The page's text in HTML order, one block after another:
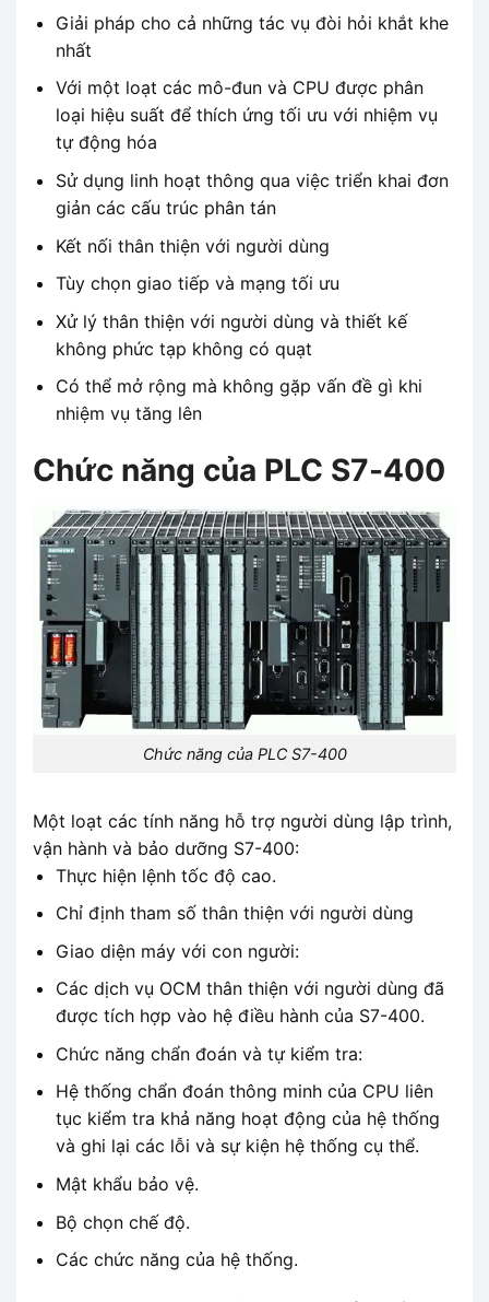
Giải pháp cho cả những tác vụ đòi hỏi khắt khe
nhất
Với một loạt các mô-đun và CPU được phân
loại hiệu suất để thích ứng tối ưu với nhiệm vụ
tự động hóa
Sử dụng linh hoạt thông qua việc triển khai đơn
giản các cấu trúc phân tán
Kết nối thân thiện với người dùng
Tùy chọn giao tiếp và mạng tối ưu
Xử lý thân thiện với người dùng và thiết kế
không phức tạp không có quạt
Có thể mở rộng mà không gặp vấn đề gì khi
nhiệm vụ tăng lên
Chức năng của PLC S7-400
Chức năng của PLC S7-400
Một loạt các tính năng hỗ trợ người dùng lập trình,
vận hành và bảo dưỡng S7-400:
Thực hiện lệnh tốc độ cao.
Chỉ định tham số thân thiện với người dùng
Giao diện máy với con người:
Các dịch vụ OCM thân thiện với người dùng đã
được tích hợp vào hệ điều hành của S7-400.
Chức năng chẩn đoán và tự kiểm tra:
Hệ thống chẩn đoán thông minh của CPU liên
tục kiểm tra khả năng hoạt động của hệ thống
và ghi lại các lỗi và sự kiện hệ thống cụ thể.
Mật khẩu bảo vệ.
Bộ chọn chế độ.
Các chức năng của hệ thống.